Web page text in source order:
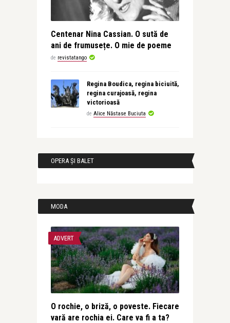
Centenar Nina Cassian. O sută de
ani de frumusețe. O mie de poeme
de revistatango
Regina Boudica, regina biciuită,
regina curajoasă, regina
victorioasă
de Alice Năstase Buciuta
OPERA ȘI BALET
MODA
ADVERT
O rochie, o briză, o poveste. Fiecare
vară are rochia ei. Care va fi a ta?